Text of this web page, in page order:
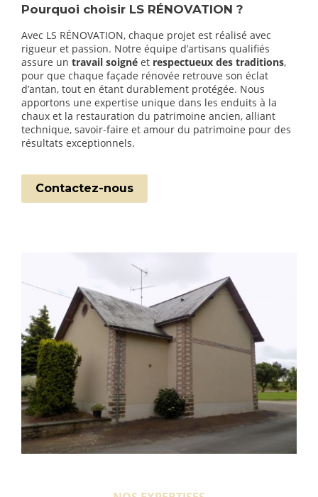
Pourquoi choisir LS RÉNOVATION ?
Avec LS RÉNOVATION, chaque projet est réalisé avec
rigueur et passion. Notre équipe d’artisans qualifiés
assure un travail soigné et respectueux des traditions,
pour que chaque façade rénovée retrouve son éclat
d’antan, tout en étant durablement protégée. Nous
apportons une expertise unique dans les enduits à la
chaux et la restauration du patrimoine ancien, alliant
technique, savoir-faire et amour du patrimoine pour des
résultats exceptionnels.
Contactez-nous